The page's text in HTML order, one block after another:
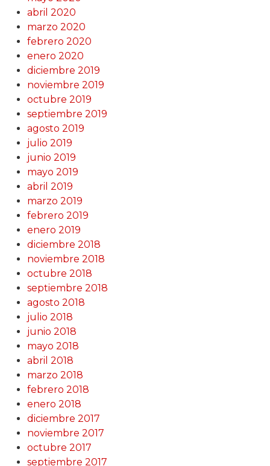
abril 2020
marzo 2020
febrero 2020
enero 2020
diciembre 2019
noviembre 2019
octubre 2019
septiembre 2019
agosto 2019
julio 2019
junio 2019
mayo 2019
abril 2019
marzo 2019
febrero 2019
enero 2019
diciembre 2018
noviembre 2018
octubre 2018
septiembre 2018
agosto 2018
julio 2018
junio 2018
mayo 2018
abril 2018
marzo 2018
febrero 2018
enero 2018
diciembre 2017
noviembre 2017
octubre 2017
septiembre 2017